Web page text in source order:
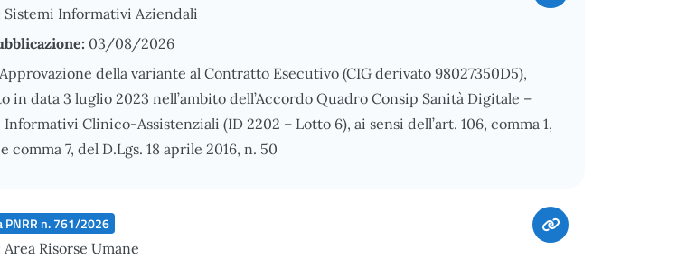
Sistemi Informativi Aziendali
03/08/2026
Approvazione della variante al Contratto Esecutivo (CIG derivato 98027350D5),
in data 3 luglio 2023 nell’ambito dell’Accordo Quadro Consip Sanità Digitale –
Informativi Clinico-Assistenziali (ID 2202 – Lotto 6), ai sensi dell’art. 106, comma 1,
comma 7, del D.Lgs. 18 aprile 2016, n. 50
PNRR n. 761/2026
Area Risorse Umane